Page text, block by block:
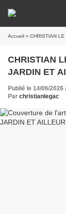
Accueil » CHRISTIAN LE
CHRISTIAN LE GAC : LES
Publié le 14/06/2026
Par christianlegac